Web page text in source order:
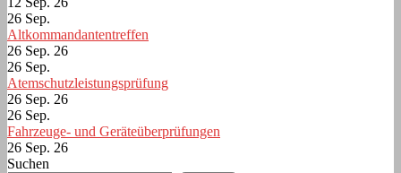
26 Sep.
Altkommandantentreffen
26 Sep. 26
26 Sep.
Atemschutzleistungsprüfung
26 Sep. 26
26 Sep.
Fahrzeuge- und Geräteüberprüfungen
26 Sep. 26
Suchen